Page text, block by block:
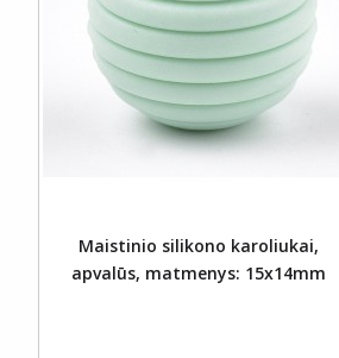
Maistinio silikono karoliukai,
apvalūs, matmenys: 15x14mm